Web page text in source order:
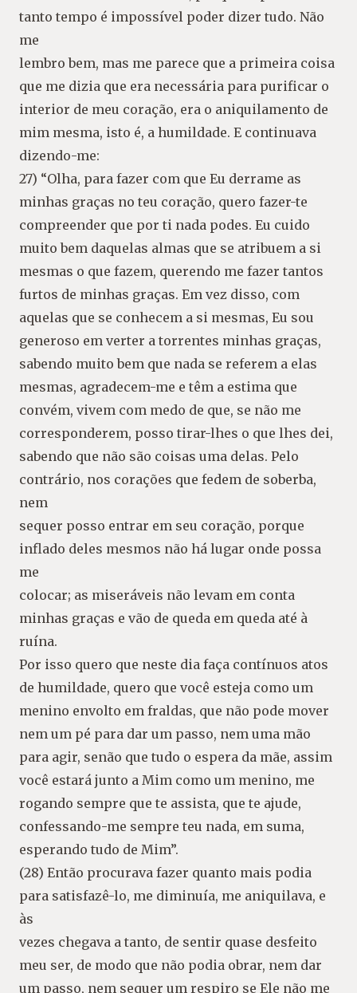
tanto tempo é impossível poder dizer tudo. Não
me
lembro bem, mas me parece que a primeira coisa
que me dizia que era necessária para purificar o
interior de meu coração, era o aniquilamento de
mim mesma, isto é, a humildade. E continuava
dizendo-me:
27) “Olha, para fazer com que Eu derrame as
minhas graças no teu coração, quero fazer-te
compreender que por ti nada podes. Eu cuido
muito bem daquelas almas que se atribuem a si
mesmas o que fazem, querendo me fazer tantos
furtos de minhas graças. Em vez disso, com
aquelas que se conhecem a si mesmas, Eu sou
generoso em verter a torrentes minhas graças,
sabendo muito bem que nada se referem a elas
mesmas, agradecem-me e têm a estima que
convém, vivem com medo de que, se não me
corresponderem, posso tirar-lhes o que lhes dei,
sabendo que não são coisas uma delas. Pelo
contrário, nos corações que fedem de soberba,
nem
sequer posso entrar em seu coração, porque
inflado deles mesmos não há lugar onde possa
me
colocar; as miseráveis não levam em conta
minhas graças e vão de queda em queda até à
ruína.
Por isso quero que neste dia faça contínuos atos
de humildade, quero que você esteja como um
menino envolto em fraldas, que não pode mover
nem um pé para dar um passo, nem uma mão
para agir, senão que tudo o espera da mãe, assim
você estará junto a Mim como um menino, me
rogando sempre que te assista, que te ajude,
confessando-me sempre teu nada, em suma,
esperando tudo de Mim”.
(28) Então procurava fazer quanto mais podia
para satisfazê-lo, me diminuía, me aniquilava, e
às
vezes chegava a tanto, de sentir quase desfeito
meu ser, de modo que não podia obrar, nem dar
um passo, nem sequer um respiro se Ele não me